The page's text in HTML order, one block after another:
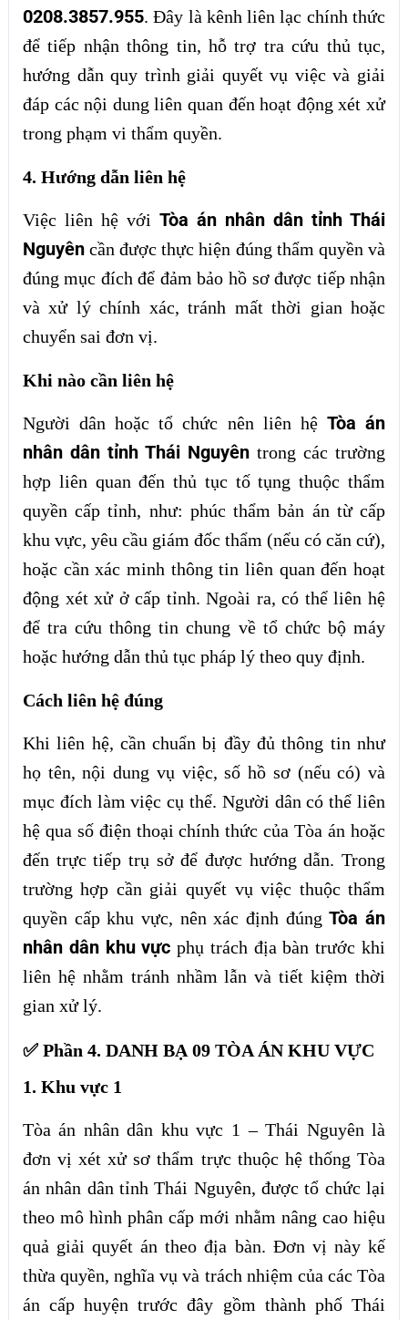
0208.3857.955. Đây là kênh liên lạc chính thức
để tiếp nhận thông tin, hỗ trợ tra cứu thủ tục,
hướng dẫn quy trình giải quyết vụ việc và giải
đáp các nội dung liên quan đến hoạt động xét xử
trong phạm vi thẩm quyền.
4. Hướng dẫn liên hệ
Việc liên hệ với Tòa án nhân dân tỉnh Thái
Nguyêncần được thực hiện đúng thẩm quyền và
đúng mục đích để đảm bảo hồ sơ được tiếp nhận
và xử lý chính xác, tránh mất thời gian hoặc
chuyển sai đơn vị.
Khi nào cần liên hệ
Người dân hoặc tổ chức nên liên hệ Tòa án
nhân dân tỉnh Thái Nguyên trong các trường
hợp liên quan đến thủ tục tố tụng thuộc thẩm
quyền cấp tỉnh, như: phúc thẩm bản án từ cấp
khu vực, yêu cầu giám đốc thẩm (nếu có căn cứ),
hoặc cần xác minh thông tin liên quan đến hoạt
động xét xử ở cấp tỉnh. Ngoài ra, có thể liên hệ
để tra cứu thông tin chung về tổ chức bộ máy
hoặc hướng dẫn thủ tục pháp lý theo quy định.
Cách liên hệ đúng
Khi liên hệ, cần chuẩn bị đầy đủ thông tin như
họ tên, nội dung vụ việc, số hồ sơ (nếu có) và
mục đích làm việc cụ thể. Người dân có thể liên
hệ qua số điện thoại chính thức của Tòa án hoặc
đến trực tiếp trụ sở để được hướng dẫn. Trong
trường hợp cần giải quyết vụ việc thuộc thẩm
quyền cấp khu vực, nên xác định đúngTòa án
nhân dân khu vực phụ trách địa bàn trước khi
liên hệ nhằm tránh nhầm lẫn và tiết kiệm thời
gian xử lý.
✅ Phần 4. DANH BẠ 09 TÒA ÁN KHU VỰC
1. Khu vực 1
Tòa án nhân dân khu vực 1 – Thái Nguyên là
đơn vị xét xử sơ thẩm trực thuộc hệ thống Tòa
án nhân dân tỉnh Thái Nguyên, được tổ chức lại
theo mô hình phân cấp mới nhằm nâng cao hiệu
quả giải quyết án theo địa bàn. Đơn vị này kế
thừa quyền, nghĩa vụ và trách nhiệm của các Tòa
án cấp huyện trước đây gồm thành phố Thái